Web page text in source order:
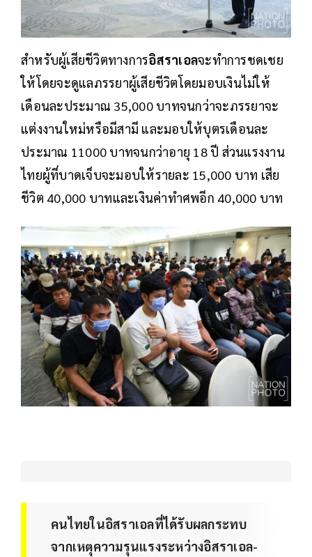
สำหรับผู้เสียชีวิตทางการอิสราเอลจะทำการชดเชย
ให้โดยจะดูแลภรรยาผู้เสียชีวิตโดยมอบเงินไม่ให้
เดือนละประมาณ 35,000 บาทจนกว่าจะภรรยาจะ
แต่งงานใหม่หรือมีสามี และมอบให้บุตรเดือนละ
ประมาณ 11000 บาทจนกว่าอายุ 18 ปี ส่วนแรงงาน
ไทยผู้ที่บาดเจ็บจะมอบให้รายละ 15,000 บาท เสีย
ชีวิต 40,000 บาทและเงินค่าทำศพอีก 40,000 บาท
คนไทยในอิสราเอลที่ได้รับผลกระทบ
จากเหตุความรุนแรงระหว่างอิสราเอล-